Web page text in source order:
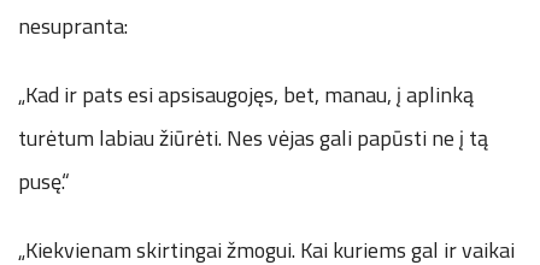
nesupranta:
„Kad ir pats esi apsisaugojęs, bet, manau, į aplinką
turėtum labiau žiūrėti. Nes vėjas gali papūsti ne į tą
pusę.“
„Kiekvienam skirtingai žmogui. Kai kuriems gal ir vaikai